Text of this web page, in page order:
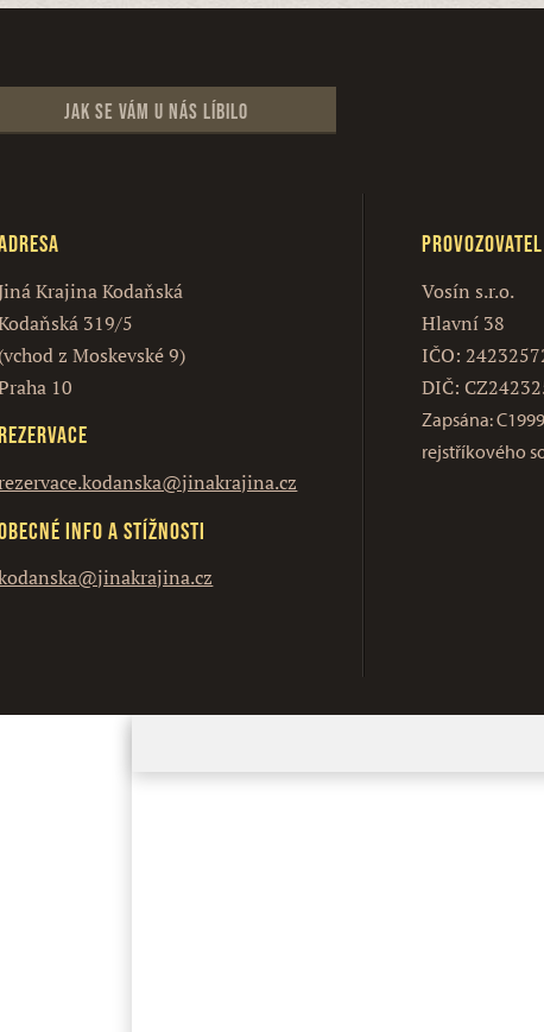
Jak se vám u nás líbilo
Krajina Kodaňská
319/5
(vchod z Moskevské 9)
10
info a stížnosti
Provozovatel
Vosín s.r.o.
Hlavní 38
IČO:
DIČ:
Zapsána:
rejstříkového